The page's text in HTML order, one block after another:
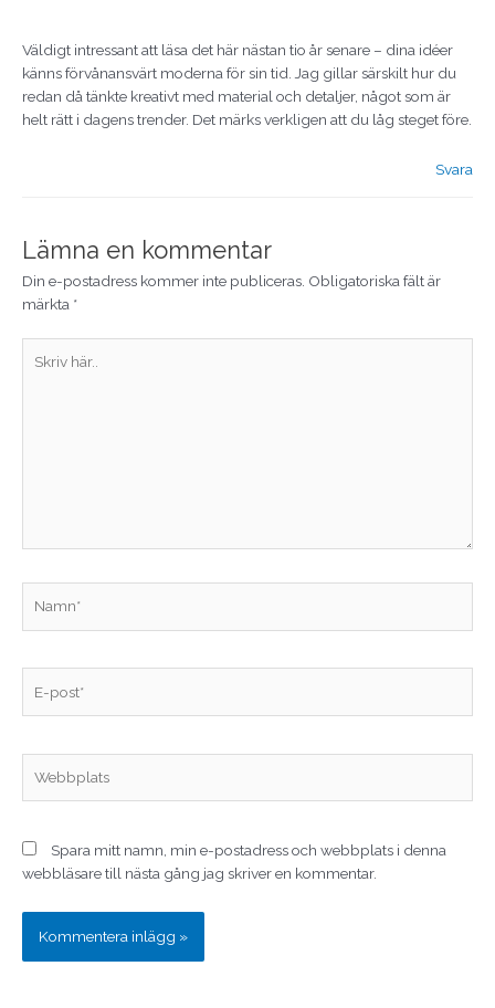
Väldigt intressant att läsa det här nästan tio år senare – dina idéer
känns förvånansvärt moderna för sin tid. Jag gillar särskilt hur du
redan då tänkte kreativt med material och detaljer, något som är
helt rätt i dagens trender. Det märks verkligen att du låg steget före.
Svara
Lämna en kommentar
Din e-postadress kommer inte publiceras. Obligatoriska fält är
märkta *
här..
post*
Spara mitt namn, min e-postadress och webbplats i denna
webbläsare till nästa gång jag skriver en kommentar.